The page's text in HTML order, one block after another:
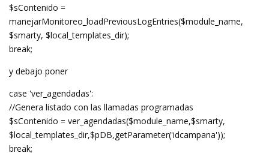
$sContenido =
manejarMonitoreo_loadPreviousLogEntries($module_name,
$smarty, $local_templates_dir);
break;
y debajo poner
case 'ver_agendadas':
//Genera listado con las llamadas programadas
$sContenido = ver_agendadas($module_name,$smarty,
$local_templates_dir,$pDB,getParameter('idcampana'));
break;